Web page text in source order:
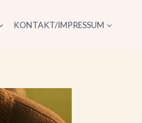
KONTAKT/IMPRESSUM